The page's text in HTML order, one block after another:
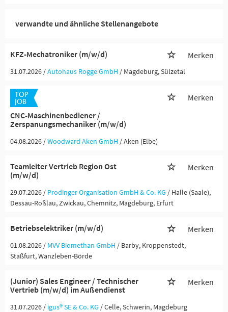
verwandte und ähnliche Stellenangebote
KFZ-Mechatroniker (m/w/d) Merken
31.07.2026 /Autohaus Rogge GmbH / Magdeburg, Sülzetal
CNC-Maschinenbediener /
Zerspanungsmechaniker (m/w/d)
Merken
04.08.2026 /Woodward Aken GmbH / Aken (Elbe)
Teamleiter Vertrieb Region Ost
(m/w/d)
Merken
29.07.2026 / Prodinger Organisation GmbH & Co. KG / Halle (Saale),
Dessau-Roßlau, Zwickau, Chemnitz, Magdeburg, Erfurt
Betriebselektriker (m/w/d) Merken
01.08.2026 / MVV Biomethan GmbH / Barby, Kroppenstedt,
Staßfurt, Wanzleben-Börde
(Junior) Sales Engineer / Technischer
Vertrieb (m/w/d) im Außendienst
Merken
31.07.2026 / igus® SE & Co. KG / Celle, Schwerin, Magdeburg